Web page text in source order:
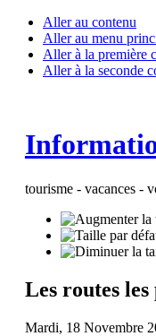
Aller au contenu
Aller au menu
Aller à la première
Aller à la seconde
tourisme - vacances -
Les routes les
Mardi, 18 Novembre